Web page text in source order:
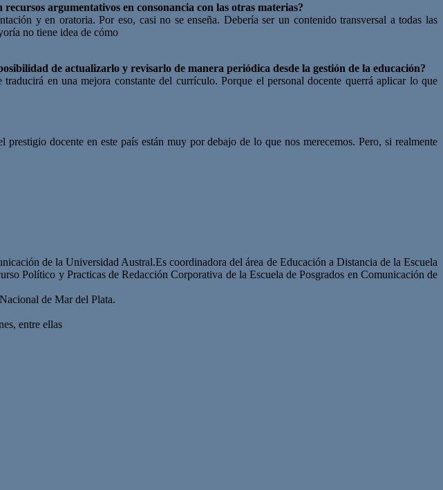
argumentativos en consonancia con las otras materias?
y en oratoria. Por eso, casi no se enseña. Debería ser un contenido transversal a todas las
no tiene idea de cómo
de actualizarlo y revisarlo de manera periódica desde la gestión de la educación?
en una mejora constante del currículo. Porque el personal docente querrá aplicar lo que
docente en este país están muy por debajo de lo que nos merecemos. Pero, si realmente
de la Universidad Austral.Es coordinadora del área de Educación a Distancia de la Escuela
Político y Practicas de Redacción Corporativa de la Escuela de Posgrados en Comunicación de
de Mar del Plata.
entre ellas